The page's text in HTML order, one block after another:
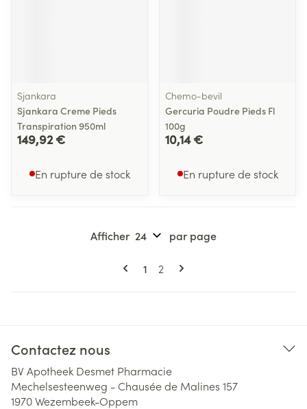
Sjankara
Sjankara Creme Pieds
Transpiration 950ml
149,92 €
En rupture de stock
Chemo-bevil
Gercuria Poudre Pieds Fl
100g
10,14 €
En rupture de stock
Pages
Vous lisez actuellement la page
1 Page
2
Afficher par page
Contactez nous
BV Apotheek Desmet Pharmacie
Mechelsesteenweg - Chausée de Malines 157
1970Wezembeek-Oppem